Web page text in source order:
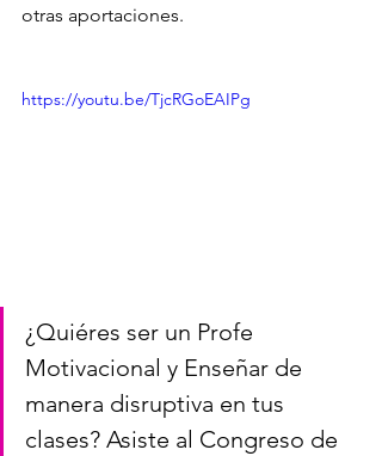
otras aportaciones.
https://youtu.be/TjcRGoEAIPg
¿Quiéres ser un Profe
Motivacional y Enseñar de
manera disruptiva en tus
clases? Asiste al Congreso de